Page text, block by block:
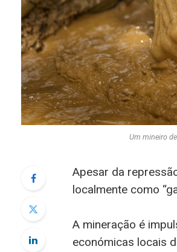
Um mineiro
Apesar da
localmente como
A mineração é
económicas locais